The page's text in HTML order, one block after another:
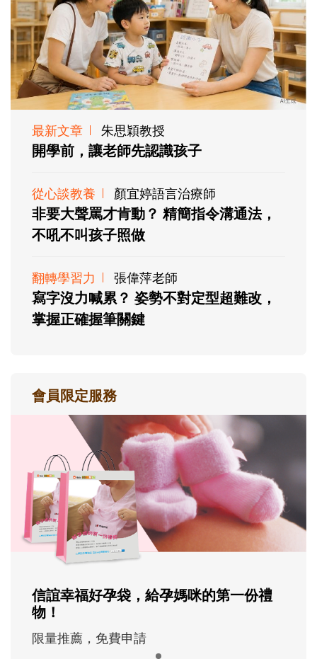
最新文章 朱思穎教授
開學前，讓老師先認識孩子
從心談教養 顏宜婷語言治療師
非要大聲罵才肯動？ 精簡指令溝通法，
不吼不叫孩子照做
翻轉學習力 張偉萍老師
寫字沒力喊累？ 姿勢不對定型超難改，
掌握正確握筆關鍵
會員限定服務
信誼幸福好孕袋，給孕媽咪的第一份禮
物！
限量推薦，免費申請